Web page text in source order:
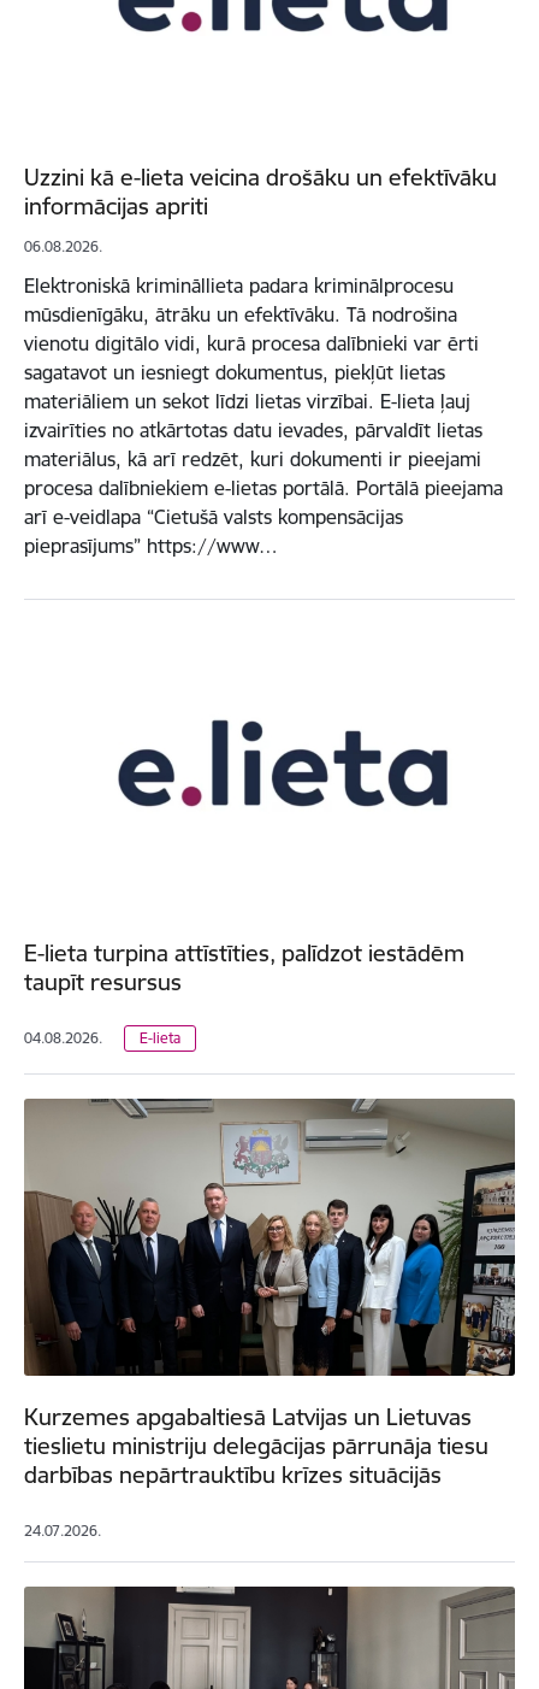
Uzzini kā e-lieta veicina drošāku un efektīvāku
informācijas apriti
06.08.2026.
Elektroniskā krimināllieta padara kriminālprocesu
mūsdienīgāku, ātrāku un efektīvāku. Tā nodrošina
vienotu digitālo vidi, kurā procesa dalībnieki var ērti
sagatavot un iesniegt dokumentus, piekļūt lietas
materiāliem un sekot līdzi lietas virzībai. E-lieta ļauj
izvairīties no atkārtotas datu ievades, pārvaldīt lietas
materiālus, kā arī redzēt, kuri dokumenti ir pieejami
procesa dalībniekiem e-lietas portālā. Portālā pieejama
arī e-veidlapa “Cietušā valsts kompensācijas
pieprasījums” https://www…
E-lieta turpina attīstīties, palīdzot iestādēm
taupīt resursus
04.08.2026. E-lieta
Kurzemes apgabaltiesā Latvijas un Lietuvas
tieslietu ministriju delegācijas pārrunāja tiesu
darbības nepārtrauktību krīzes situācijās
24.07.2026.